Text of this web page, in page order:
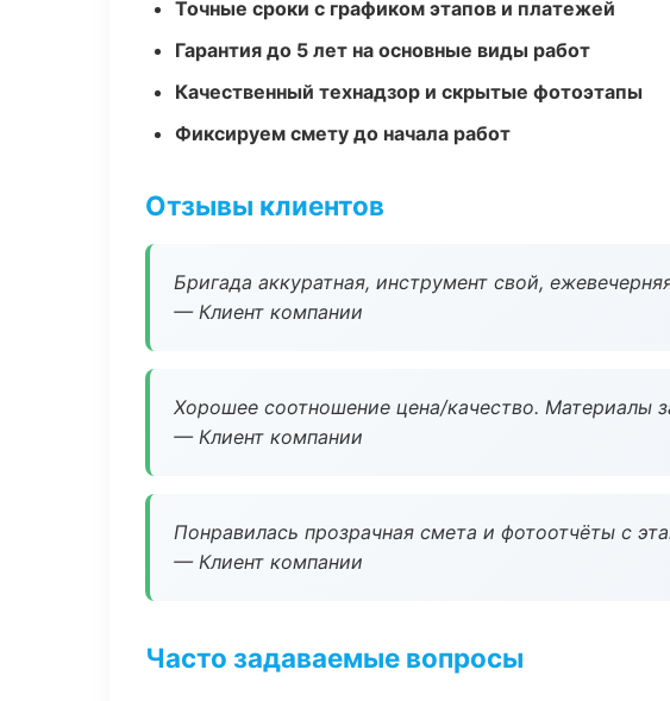
Точные сроки с графиком этапов и платежей
Гарантия до 5 лет на основные виды работ
Качественный технадзор и скрытые фотоэтапы
Фиксируем смету до начала работ
Отзывы клиентов
Бригада аккуратная, инструмент свой,
— Клиент компании
Хорошее соотношение цена/качество. Материалы
— Клиент компании
Понравилась прозрачная смета и фотоотчёты с
— Клиент компании
Часто задаваемые вопросы